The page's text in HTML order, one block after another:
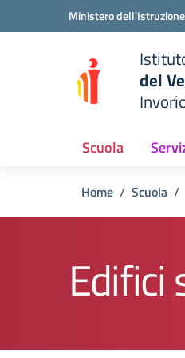
Vai ai contenuti
Vai al menu di navigazione
Ministero
scuola
del
Scuola
Home Scuola
Edifici